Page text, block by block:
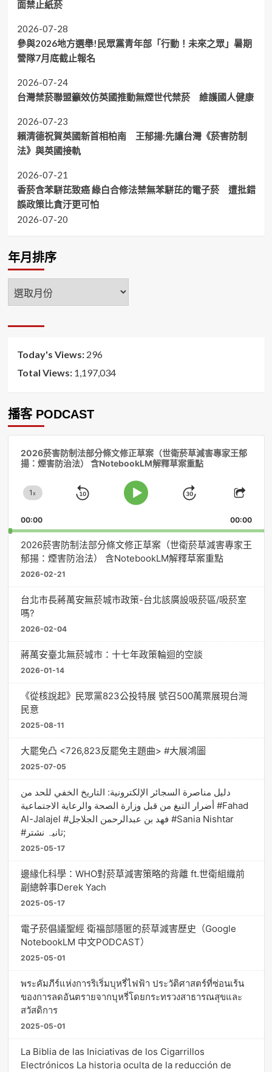
面禁止紙菸
2026-07-28
參與2026地方選舉!民眾黨青年部「行動！未來之眾」暑期
營隊7月底截止報名
2026-07-24
台灣禁菸聯盟籲效仿英國推動無煙世代禁菸 維護國人健康
2026-07-23
賴清德祝賀英國新首相柏南 王郁揚:先讓台灣《菸害防制
法》與英國接軌
2026-07-21
香菸含苯駢芘致癌 綠白合修法禁無苯駢芘的電子菸 遭批錯
誤政策比貪汙更可怕
2026-07-20
年月排序
年
月
Today's Views: 296
Total Views: 1,197,034
播客 PODCAST
2026菸害防制法部分條文修正草案（世衛菸草減害專家王郁
揚：煙害防治法） 含NotebookLM解釋草案重點
Change
Rate
1x
Skip
Play
Jump
Forward
Share
00:00 00:00
2026菸害防制法部分條文修正草案（世衛菸草減害專家王
郁揚：煙害防治法） 含NotebookLM解釋草案重點
2026-02-21
台北市長蔣萬安無菸城市政策-台北該廣設吸菸區/吸菸室
嗎?
2026-02-04
蔣萬安臺北無菸城市：十七年政策輪迴的空談
2026-01-14
《從核說起》民眾黨823公投特展 號召500萬票展現台灣
民意
2025-08-11
大罷免凸 <726,823反罷免主題曲> #大展鴻圖
2025-07-05
دليل مناصرة السجائر الإلكترونية: التاريخ الخفي للحد من
أضرار التبغ من قبل وزارة الصحة والرعاية الاجتماعية #Fahad
Al-Jalajel #فهد بن عبدالرحمن الجلاجل #Sania Nishtar
#ثانیہ نشتر;
2025-05-17
邊緣化科學：WHO對菸草減害策略的背離 ft.世衛組織前
副總幹事Derek Yach
2025-05-17
電子菸倡議聖經 衛福部隱匿的菸草減害歷史（Google
NotebookLM 中文PODCAST）
2025-05-01
พระคัมภีร์แห่งการริเริ่มบุหรี่ไฟฟ้า ประวัติศาสตร์ที่ซ่อนเร้น
ของการลดอันตรายจากบุหรี่โดยกระทรวงสาธารณสุขและ
สวัสดิการ
2025-05-01
La Biblia de las Iniciativas de los Cigarrillos
Electrónicos La historia oculta de la reducción de